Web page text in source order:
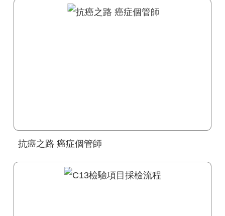
抗癌之路 癌症個管師